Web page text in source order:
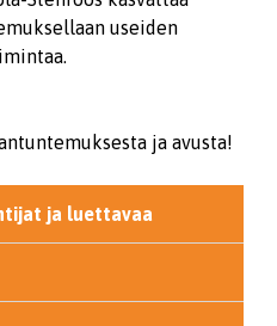
useiden
ja avusta!
ja luettavaa